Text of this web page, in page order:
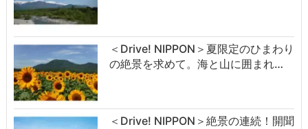
＜Drive! NIPPON＞夏限定のひまわり
の絶景を求めて。海と山に囲まれ…
＜Drive! NIPPON＞絶景の連続！開聞